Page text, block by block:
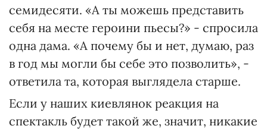
семидесяти. «А ты можешь представить
себя на месте героини пьесы?» - спросила
одна дама. «А почему бы и нет, думаю, раз
в год мы могли бы себе это позволить», -
ответила та, которая выглядела старше.
Если у наших киевлянок реакция на
спектакль будет такой же, значит, никакие